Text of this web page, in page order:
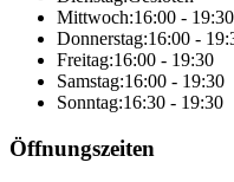
Mittwoch:16:00 - 19:30
Donnerstag:16:00 -
Freitag:16:00 - 19:30
Samstag:16:00 - 19:30
Sonntag:16:30 - 19:30
Öffnungszeiten